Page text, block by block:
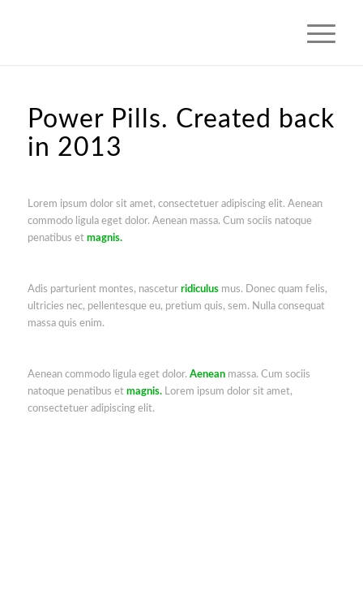
Power Pills. Created back
in 2013
Lorem ipsum dolor sit amet, consectetuer adipiscing elit. Aenean
commodo ligula eget dolor. Aenean massa. Cum sociis natoque
penatibus et magnis.
Adis parturient montes, nascetur ridiculusmus. Donec quam felis,
ultricies nec, pellentesque eu, pretium quis, sem. Nulla consequat
massa quis enim.
Aenean commodo ligula eget dolor. Aeneanmassa. Cum sociis
natoque penatibus et magnis. Lorem ipsum dolor sit amet,
consectetuer adipiscing elit.